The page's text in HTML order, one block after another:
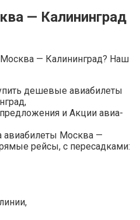
— Калининград
— Калининград? Наш
дешевые авиабилеты
и Акции авиа­
авиабилеты Москва —
рейсы, с пересадками: